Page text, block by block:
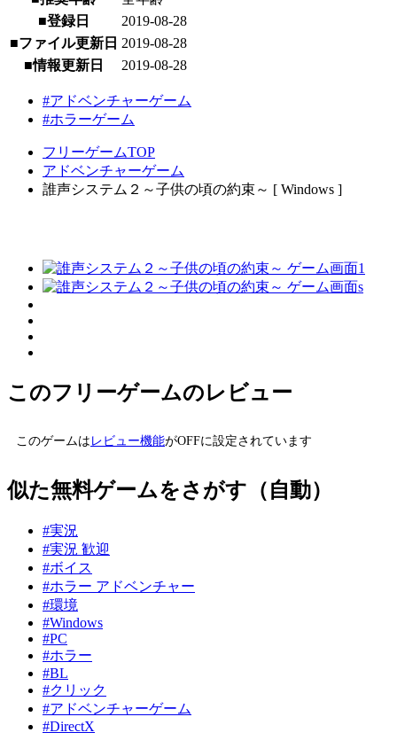
■登録日
2019-08-28
■ファイル更新日 2019-08-28
■情報更新日
2019-08-28
#アドベンチャーゲーム
#ホラーゲーム
フリーゲームTOP
アドベンチャーゲーム
誰声システム２～子供の頃の約束～ [ Windows ]
このフリーゲームのレビュー
このゲームは レビュー機能がOFFに設定されています
似た無料ゲームをさがす（自動）
#実況
#実況 歓迎
#ボイス
#ホラー アドベンチャー
#環境
#Windows
#PC
#ホラー
#BL
#クリック
#アドベンチャーゲーム
#DirectX